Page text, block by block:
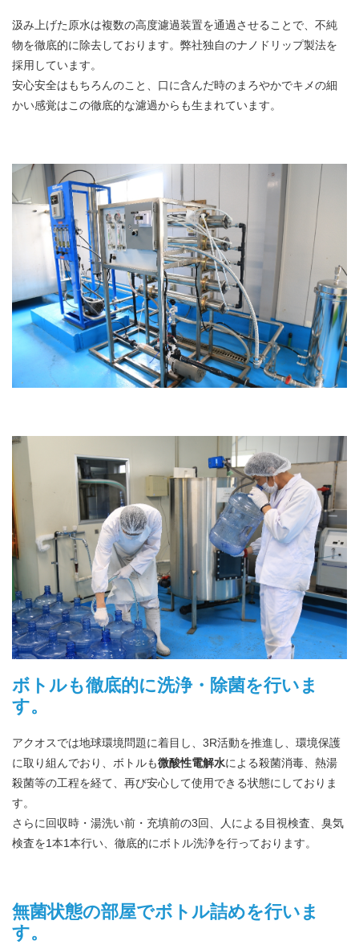
汲み上げた原水は複数の高度濾過装置を通過させることで、不純
物を徹底的に除去しております。弊社独自のナノドリップ製法を
採用しています。
安心安全はもちろんのこと、口に含んだ時のまろやかでキメの細
かい感覚はこの徹底的な濾過からも生まれています。
ボトルも徹底的に洗浄・除菌を行いま
す。
アクオスでは地球環境問題に着目し、3R活動を推進し、環境保護
に取り組んでおり、ボトルも微酸性電解水による殺菌消毒、熱湯
殺菌等の工程を経て、再び安心して使用できる状態にしておりま
す。
さらに回収時・湯洗い前・充填前の3回、人による目視検査、臭気
検査を1本1本行い、徹底的にボトル洗浄を行っております。
無菌状態の部屋でボトル詰めを行いま
す。